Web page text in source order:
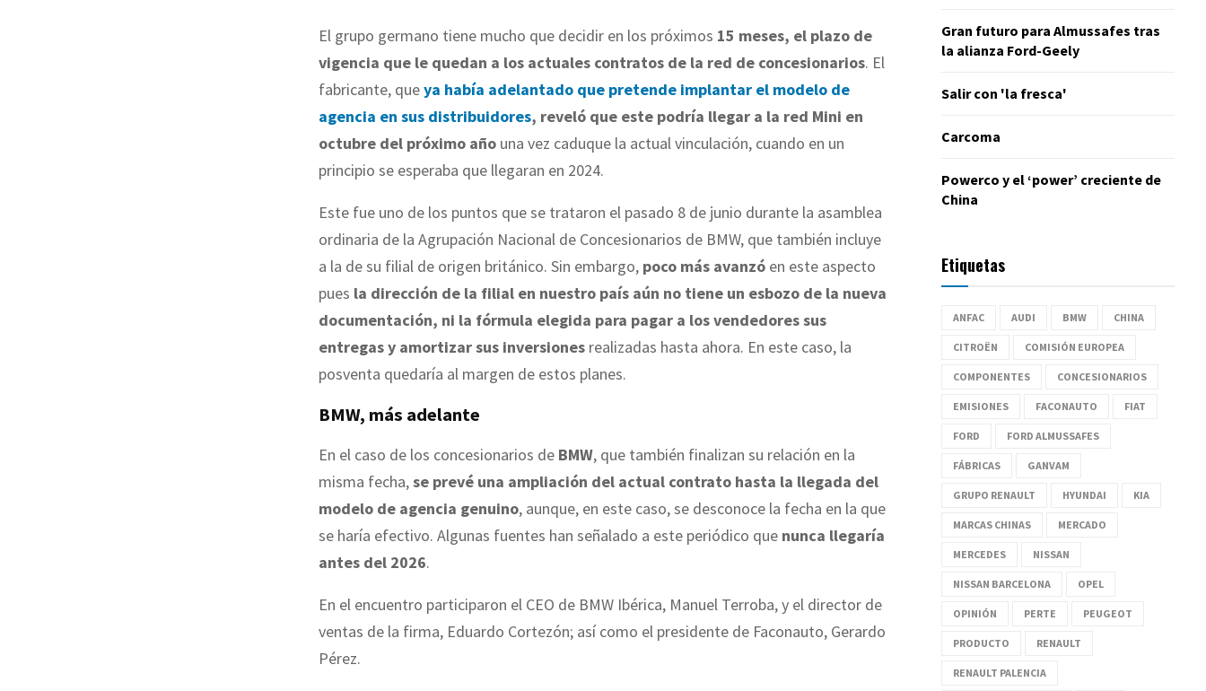
El grupo germano tiene mucho que decidir en los próximos 15 meses, el plazo de
vigencia que le quedan a los actuales contratos de la red de concesionarios. El
fabricante, queya había adelantado que pretende implantar el modelo de
agencia en sus distribuidores, reveló que este podría llegar a la red Mini en
octubre del próximo año una vez caduque la actual vinculación, cuando en un
principio se esperaba que llegaran en 2024.
Este fue uno de los puntos que se trataron el pasado 8 de junio durante la asamblea
ordinaria de la Agrupación Nacional de Concesionarios de BMW, que también incluye
a la de su filial de origen británico. Sin embargo, poco más avanzó en este aspecto
pues la dirección de la filial en nuestro país aún no tiene un esbozo de la nueva
documentación, ni la fórmula elegida para pagar a los vendedores sus
entregas y amortizar sus inversiones realizadas hasta ahora. En este caso, la
posventa quedaría al margen de estos planes.
BMW, más adelante
En el caso de los concesionarios de BMW, que también finalizan su relación en la
misma fecha,se prevé una ampliación del actual contrato hasta la llegada del
modelo de agencia genuino, aunque, en este caso, se desconoce la fecha en la que
se haría efectivo. Algunas fuentes han señalado a este periódico que nunca llegaría
antes del 2026.
En el encuentro participaron el CEO de BMW Ibérica, Manuel Terroba, y el director de
ventas de la firma, Eduardo Cortezón; así como el presidente de Faconauto, Gerardo
Pérez.
Gran futuro para Almussafes tras
la alianza Ford-Geely
Salir con 'la fresca'
Carcoma
Powerco y el ‘power’ creciente de
China
Etiquetas
ANFAC AUDI BMW CHINA
CITROËN COMISIÓN EUROPEA
COMPONENTES CONCESIONARIOS
EMISIONES FACONAUTO FIAT
FORD FORD ALMUSSAFES
FÁBRICAS GANVAM
GRUPO RENAULT HYUNDAI KIA
MARCAS CHINAS MERCADO
MERCEDES NISSAN
NISSAN BARCELONA OPEL
OPINIÓN PERTE PEUGEOT
PRODUCTO RENAULT
RENAULT PALENCIA